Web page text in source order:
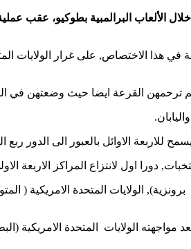
الألعاب البرالمبية بطوكيو، عقب
الاختصاص, على غرار الولايات
ترحمهن القرعة ايضا حيث وضعتهن في
اول لانتزاع المراكز الاربعة